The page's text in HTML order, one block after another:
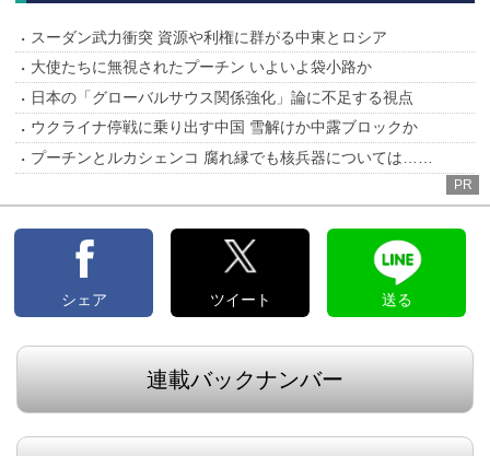
スーダン武力衝突 資源や利権に群がる中東とロシア
大使たちに無視されたプーチン いよいよ袋小路か
日本の「グローバルサウス関係強化」論に不足する視点
ウクライナ停戦に乗り出す中国 雪解けか中露ブロックか
プーチンとルカシェンコ 腐れ縁でも核兵器については……
PR
シェア ツイート 送る
連載バックナンバー